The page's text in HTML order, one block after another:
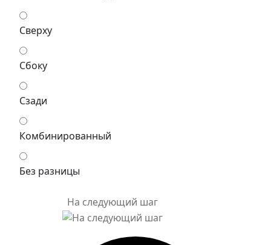
Сверху
Сбоку
Сзади
Комбинированный
Без разницы
На следующий шаг